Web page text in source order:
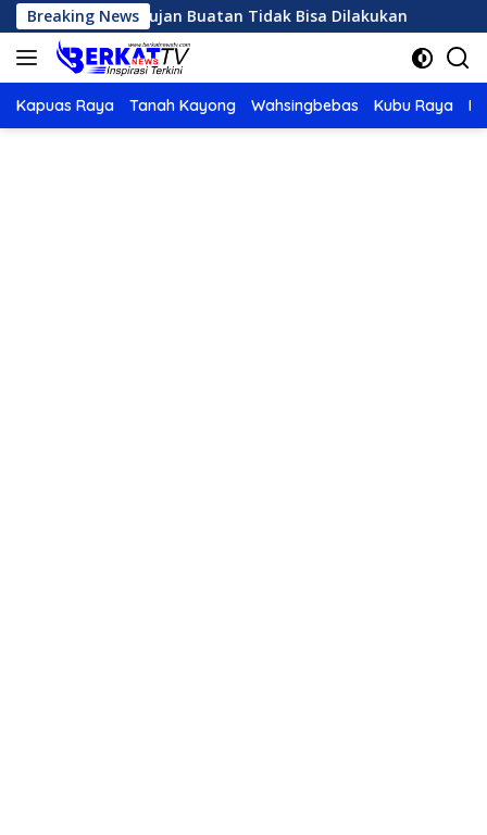
Langsung
ke
konten
Breaking News
OMC Hujan Buatan Tidak Bisa Dilakukan
Kapuas Raya Tanah Kayong Wahsingbebas Kubu Raya